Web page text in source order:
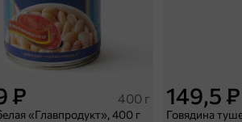
₽ 400 г
«Главпродукт», 400 г
149,5 ₽